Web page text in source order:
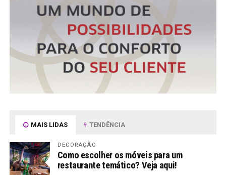
MAIS LIDAS TENDÊNCIA
DECORAÇÃO
Como escolher os móveis para um
restaurante temático? Veja aqui!